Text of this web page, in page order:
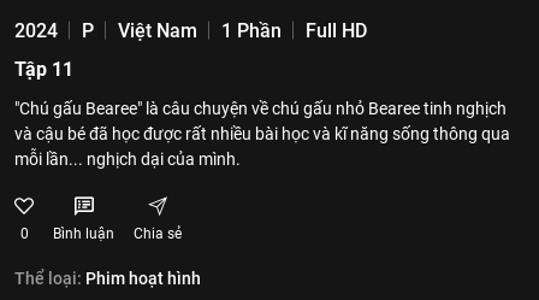
2024 P Việt Nam 1 Phần
Full HD
Tập 11
"Chú gấu Bearee" là câu chuyện về chú gấu nhỏ Bearee tinh nghịch
và cậu bé đã học được rất nhiều bài học và kĩ năng sống thông qua
mỗi lần... nghịch dại của mình.
0 Bình luận Chia sẻ
Thể loại: Phim hoạt hình